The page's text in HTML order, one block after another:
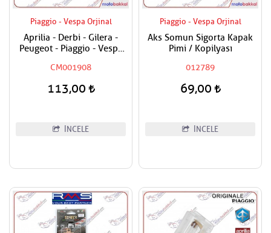
Piaggio - Vespa Orjinal
Aprilia - Derbi - Gilera -
Peugeot - Piaggio - Vespa
Kelepçesi
CM001908
113,00
İNCELE
Piaggio - Vespa Orjinal
Aks Somun Sigorta Kapak
Pimi / Kopilyası
012789
69,00
İNCELE